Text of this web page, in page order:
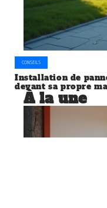
CONSEILS
Installation de
devant sa propre
À la une